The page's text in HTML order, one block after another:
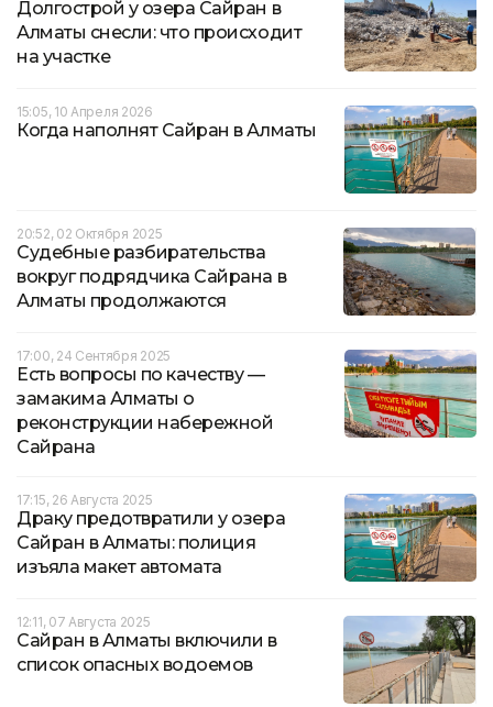
Долгострой у озера Сайран в
Алматы снесли: что происходит
на участке
15:05, 10 Апреля 2026
Когда наполнят Сайран в Алматы
20:52, 02 Октября 2025
Судебные разбирательства
вокруг подрядчика Сайрана в
Алматы продолжаются
17:00, 24 Сентября 2025
Есть вопросы по качеству —
замакима Алматы о
реконструкции набережной
Сайрана
17:15, 26 Августа 2025
Драку предотвратили у озера
Сайран в Алматы: полиция
изъяла макет автомата
12:11, 07 Августа 2025
Сайран в Алматы включили в
список опасных водоемов